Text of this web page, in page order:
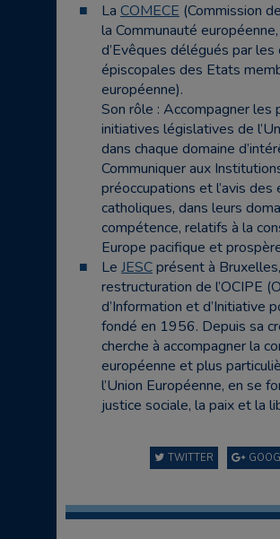
La COMECE (Commission
la Communauté
d’Evêques délégués par les
épiscopales des Etats
européenne).
Son rôle : Accompagner les
initiatives législatives de
dans chaque domaine
Communiquer aux
préoccupations et l’avis des
catholiques, dans leurs
compétence, relatifs à la
Europe pacifique et
Le JESCprésent à
restructuration de l’OCIPE
d’Information et d’Initiative
fondé en 1956. Depuis sa
cherche à accompagner la
européenne et plus
l’Union Européenne, en se
justice sociale, la paix et la
TWITTER